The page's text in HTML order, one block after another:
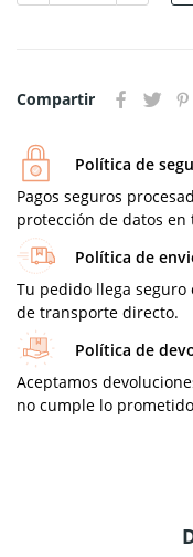
Compartir
Política de
Pagos seguros
protección de datos en
Política de
Tu pedido llega
de transporte directo.
Política de
Aceptamos
no cumple lo